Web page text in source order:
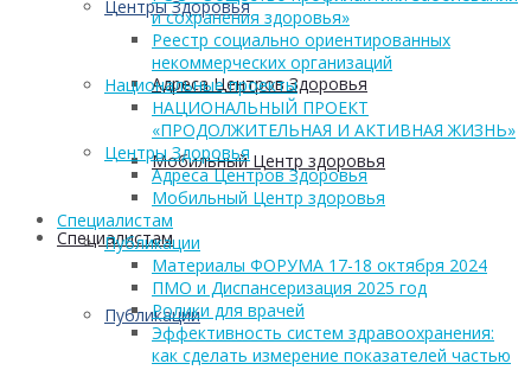
Центры Здоровья
Адреса Центров Здоровья
Мобильный Центр здоровья
Cпециалистам
Публикации
и сохранения здоровья»
Реестр социально ориентированных
некоммерческих организаций
Национальные проекты
НАЦИОНАЛЬНЫЙ ПРОЕКТ
«ПРОДОЛЖИТЕЛЬНАЯ И АКТИВНАЯ ЖИЗНЬ»
Центры Здоровья
Адреса Центров Здоровья
Мобильный Центр здоровья
Cпециалистам
Публикации
Материалы ФОРУМА 17-18 октября 2024
ПМО и Диспансеризация 2025 год
Ролики для врачей
Эффективность систем здравоохранения:
как сделать измерение показателей частью